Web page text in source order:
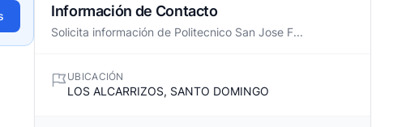
Información de Contacto
Solicita información de Politecnico San Jose F...
UBICACIÓN
LOS ALCARRIZOS, SANTO DOMINGO